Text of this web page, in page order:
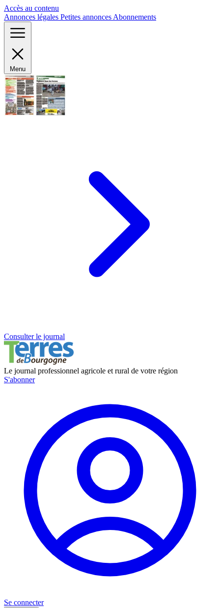
Accès au contenu
Annonces légales Petites annonces Abonnements
Menu
Consulter le journal
Le journal professionnel agricole et rural de votre région
S'abonner
Se connecter
Panneau de gestion des cookies